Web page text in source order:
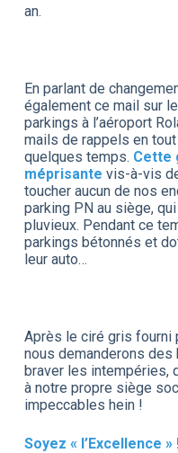
an.
En parlant de
également ce mail sur
parkings à l’aéroport
mails de rappels en
quelques temps. Cette
méprisante vis-à-vis
toucher aucun de nos
parking PN au siège,
pluvieux. Pendant ce
parkings bétonnés et
leur auto…
Après le ciré gris fourni
nous demanderons
braver les intempéries,
à notre propre siège
impeccables hein !
Soyez « l’Excellence »